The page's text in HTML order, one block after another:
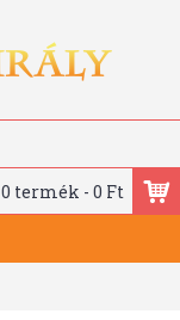
0 termék - 0 Ft